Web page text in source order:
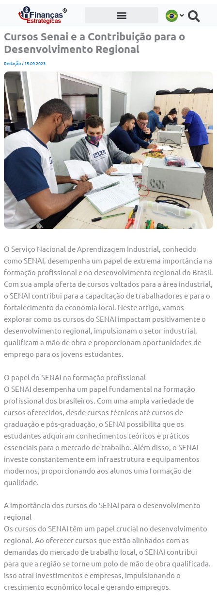
conteúdo
Cursos Senai e a Contribuição para o
Desenvolvimento Regional
Redação/15.09.2023
O Serviço Nacional de Aprendizagem Industrial, conhecido
como SENAI, desempenha um papel de extrema importância na
formação profissional e no desenvolvimento regional do Brasil.
Com sua ampla oferta de cursos voltados para a área industrial,
o SENAI contribui para a capacitação de trabalhadores e para o
fortalecimento da economia local. Neste artigo, vamos
explorar como os cursos do SENAI impactam positivamente o
desenvolvimento regional, impulsionam o setor industrial,
qualificam a mão de obra e proporcionam oportunidades de
emprego para os jovens estudantes.
O papel do SENAI na formação profissional
O SENAI desempenha um papel fundamental na formação
profissional dos brasileiros. Com uma ampla variedade de
cursos oferecidos, desde cursos técnicos até cursos de
graduação e pós-graduação, o SENAI possibilita que os
estudantes adquiram conhecimentos teóricos e práticos
essenciais para o mercado de trabalho. Além disso, o SENAI
investe constantemente em infraestrutura e equipamentos
modernos, proporcionando aos alunos uma formação de
qualidade.
A importância dos cursos do SENAI para o desenvolvimento
regional
Os cursos do SENAI têm um papel crucial no desenvolvimento
regional. Ao oferecer cursos que estão alinhados com as
demandas do mercado de trabalho local, o SENAI contribui
para que a região se torne um polo de mão de obra qualificada.
Isso atrai investimentos e empresas, impulsionando o
crescimento econômico local e gerando empregos.